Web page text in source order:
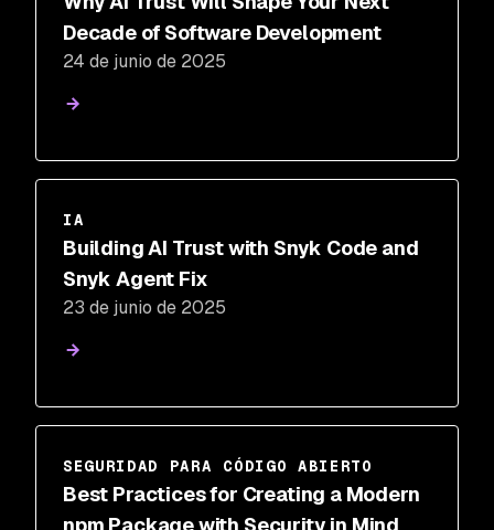
Decade of Software Development
24 de junio de 2025
IA
Building AI Trust with Snyk Code and
Snyk Agent Fix
23 de junio de 2025
SEGURIDAD PARA CÓDIGO ABIERTO
Best Practices for Creating a Modern